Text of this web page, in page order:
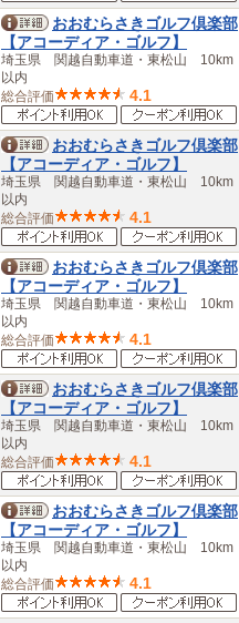
佐賀県
長崎県
熊本県
大分県
宮崎県
鹿児島県
沖縄県
おおむらさきゴルフ倶楽部
【アコーディア・ゴルフ】
埼玉県 関越自動車道・東松山 10km
以内
総合評価
4.1
おおむらさきゴルフ倶楽部
【アコーディア・ゴルフ】
埼玉県 関越自動車道・東松山 10km
以内
総合評価
4.1
おおむらさきゴルフ倶楽部
【アコーディア・ゴルフ】
埼玉県 関越自動車道・東松山 10km
以内
総合評価
4.1
おおむらさきゴルフ倶楽部
【アコーディア・ゴルフ】
埼玉県 関越自動車道・東松山 10km
以内
総合評価
4.1
おおむらさきゴルフ倶楽部
【アコーディア・ゴルフ】
埼玉県 関越自動車道・東松山 10km
以内
総合評価
4.1